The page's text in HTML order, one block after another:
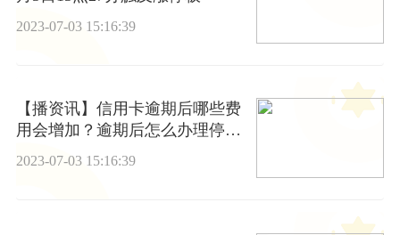
2023-07-03 15:16:39
【播资讯】信用卡逾期后哪些费
用会增加？逾期后怎么办理停息
挂账效果好？
2023-07-03 15:16:39